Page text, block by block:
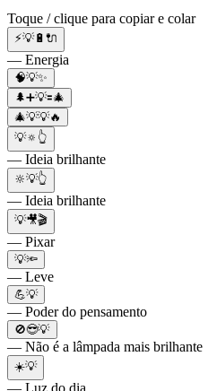
Toque / clique para copiar e colar
⚡💡🔋🔌
— Energia
🧠💡✨
🌲➕💡🟰🎄
🎄💡💡🔥
💡🔅👆
— Ideia brilhante
🔆💡👆
— Ideia brilhante
💡🎥🎬
— Pixar
💡🔦
— Leve
💪💡
— Poder do pensamento
🚫😎💡
— Não é a lâmpada mais brilhante
☀️💡
— Luz do dia